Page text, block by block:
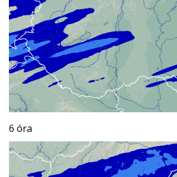
6 óra